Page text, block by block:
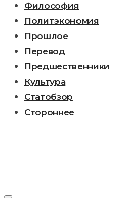
Философия
Политэкономия
Прошлое
Перевод
Предшественники
Культура
Статобзор
Стороннее